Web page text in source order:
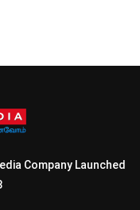
Company Launched